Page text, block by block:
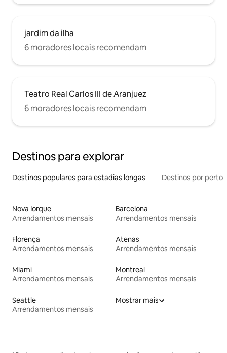
jardim da ilha
6 moradores locais recomendam
Teatro Real Carlos III de Aranjuez
6 moradores locais recomendam
Destinos para explorar
Destinos populares para estadias longas Destinos por perto
Nova Iorque
Arrendamentos mensais
Barcelona
Arrendamentos mensais
Florença
Arrendamentos mensais
Atenas
Arrendamentos mensais
Miami
Arrendamentos mensais
Montreal
Arrendamentos mensais
Seattle
Arrendamentos mensais
Mostrar mais